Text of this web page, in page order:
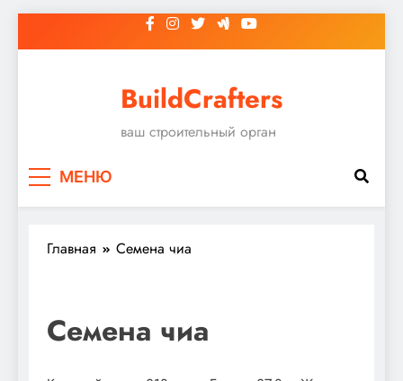
к
BuildCrafters
ваш строительный орган
МЕНЮ
Главная Семена чиа
Семена чиа